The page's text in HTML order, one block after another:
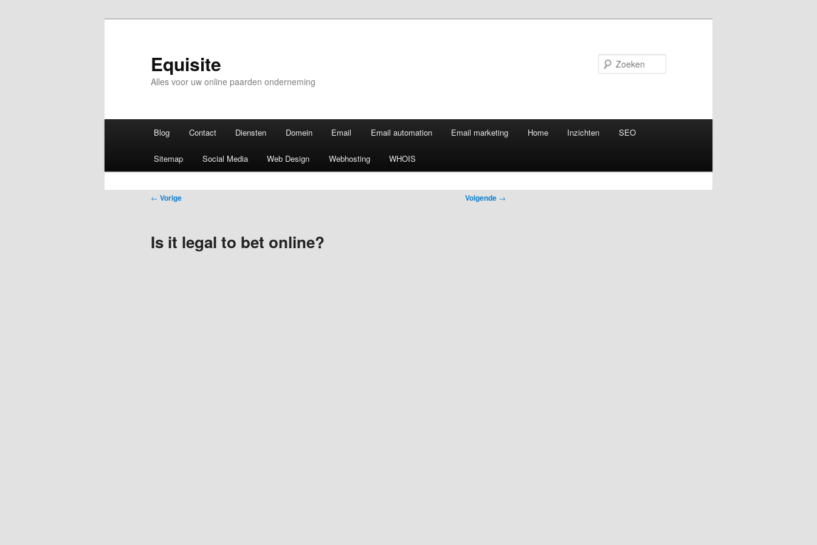
Equisite
Alles voor uw online paarden onderneming
Blog Contact Diensten Domein Email Email automation Email marketing Home Inzichten SEO
Sitemap Social Media Web Design Webhosting WHOIS
Bericht
← Vorige Volgende →
Is it legal to bet online?